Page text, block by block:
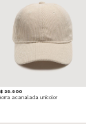
$ 29.900
acanalada unicolor